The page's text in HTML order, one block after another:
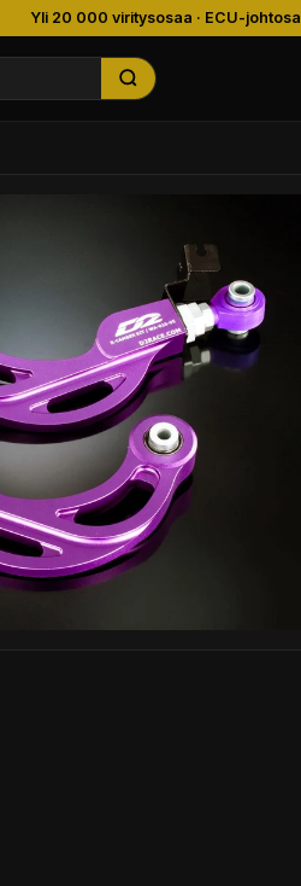
Yli 20 000 viritysosaa · ECU-